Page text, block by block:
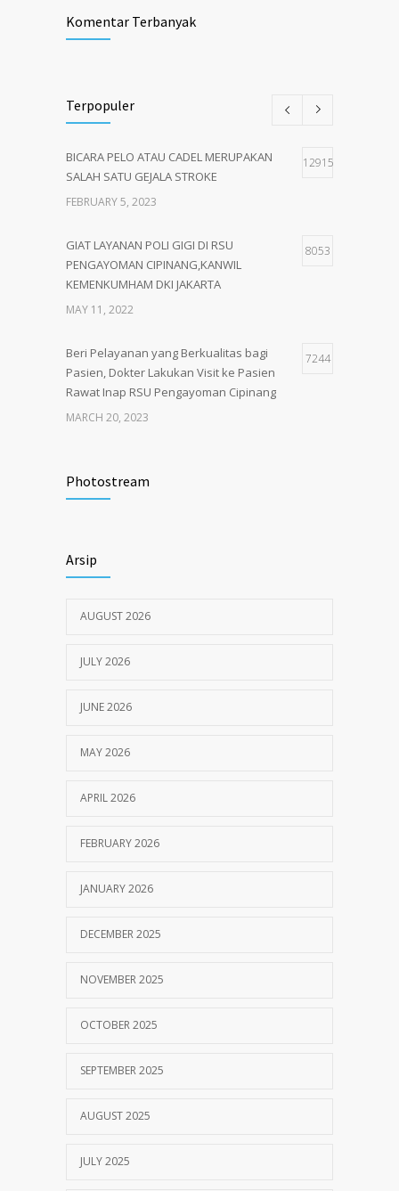
Komentar Terbanyak
Terpopuler
BICARA PELO ATAU CADEL MERUPAKAN
SALAH SATU GEJALA STROKE
12915
FEBRUARY 5, 2023
GIAT LAYANAN POLI GIGI DI RSU
PENGAYOMAN CIPINANG,KANWIL
KEMENKUMHAM DKI JAKARTA
8053
MAY 11, 2022
Beri Pelayanan yang Berkualitas bagi
Pasien, Dokter Lakukan Visit ke Pasien
Rawat Inap RSU Pengayoman Cipinang
7244
MARCH 20, 2023
RSU Pengayoman
Photostream
Arsip
AUGUST 2026
JULY 2026
JUNE 2026
MAY 2026
APRIL 2026
FEBRUARY 2026
JANUARY 2026
DECEMBER 2025
NOVEMBER 2025
OCTOBER 2025
SEPTEMBER 2025
AUGUST 2025
JULY 2025